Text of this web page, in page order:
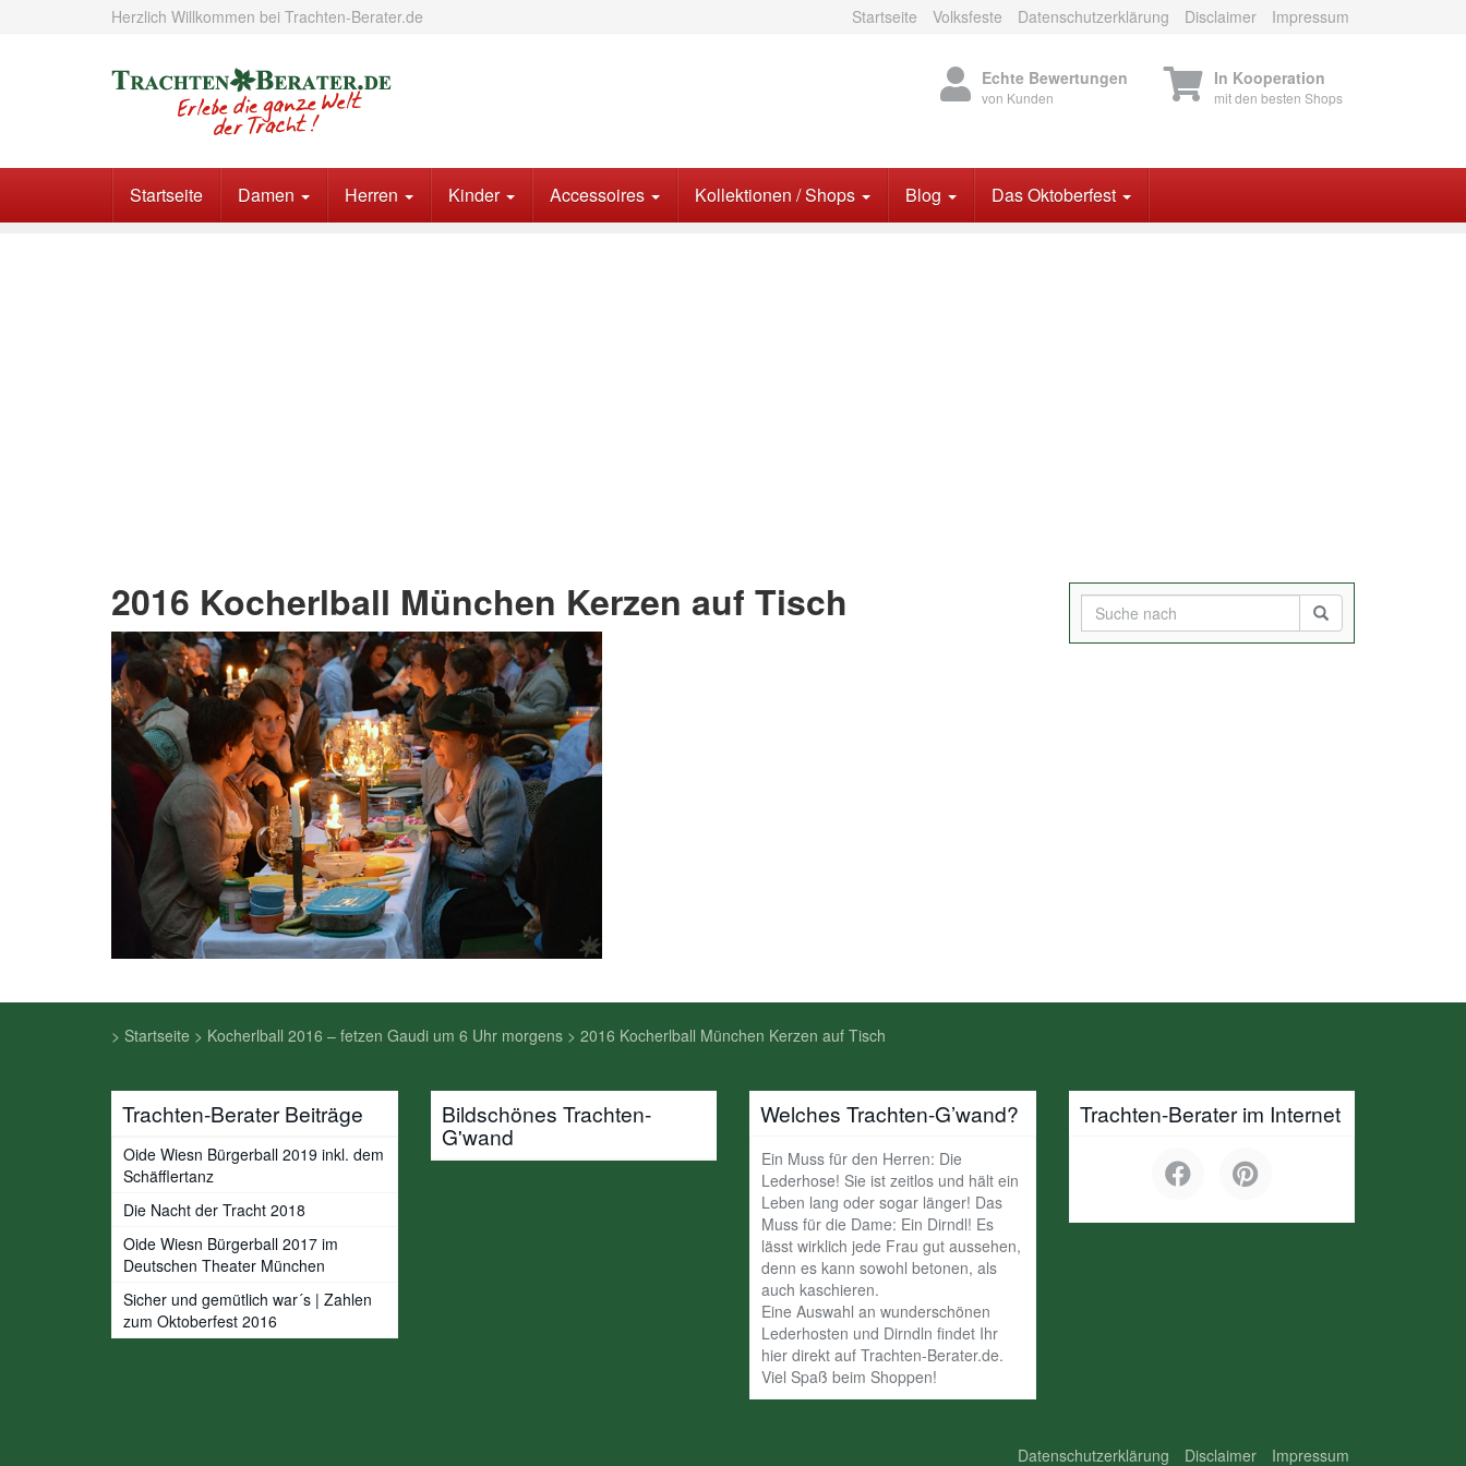
Herzlich Willkommen bei Trachten-Berater.de Startseite Volksfeste Datenschutzerklärung Disclaimer Impressum
Echte Bewertungen
von Kunden
In Kooperation
mit den besten Shops
Startseite Damen Herren Kinder Accessoires Kollektionen / Shops Blog Das Oktoberfest
2016 Kocherlball München Kerzen auf Tisch
> Startseite > Kocherlball 2016 – fetzen Gaudi um 6 Uhr morgens > 2016 Kocherlball München Kerzen auf Tisch
Trachten-Berater Beiträge
Oide Wiesn Bürgerball 2019 inkl. dem
Schäfflertanz
Die Nacht der Tracht 2018
Oide Wiesn Bürgerball 2017 im
Deutschen Theater München
Sicher und gemütlich war´s | Zahlen
zum Oktoberfest 2016
Bildschönes Trachten-
G'wand
Welches Trachten-G’wand?
Ein Muss für den Herren: Die
Lederhose! Sie ist zeitlos und hält ein
Leben lang oder sogar länger! Das
Muss für die Dame: Ein Dirndl! Es
lässt wirklich jede Frau gut aussehen,
denn es kann sowohl betonen, als
auch kaschieren.
Eine Auswahl an wunderschönen
Lederhosten und Dirndln findet Ihr
hier direkt auf Trachten-Berater.de.
Viel Spaß beim Shoppen!
Trachten-Berater im Internet
Datenschutzerklärung Disclaimer Impressum